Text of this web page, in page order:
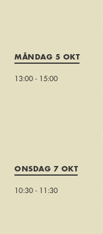
MÅNDAG 5 OKT
13:00 - 15:00
ONSDAG 7 OKT
10:30 - 11:30